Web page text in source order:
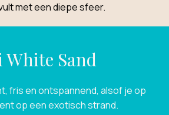
met een diepe sfeer.
White Sand
fris en ontspannend, alsof je op
op een exotisch strand.